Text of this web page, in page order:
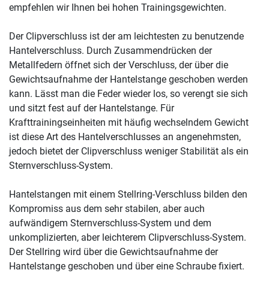
empfehlen wir Ihnen bei hohen Trainingsgewichten.
Der Clipverschluss ist der am leichtesten zu benutzende
Hantelverschluss. Durch Zusammendrücken der
Metallfedern öffnet sich der Verschluss, der über die
Gewichtsaufnahme der Hantelstange geschoben werden
kann. Lässt man die Feder wieder los, so verengt sie sich
und sitzt fest auf der Hantelstange. Für
Krafttrainingseinheiten mit häufig wechselndem Gewicht
ist diese Art des Hantelverschlusses an angenehmsten,
jedoch bietet der Clipverschluss weniger Stabilität als ein
Sternverschluss-System.
Hantelstangen mit einem Stellring-Verschluss bilden den
Kompromiss aus dem sehr stabilen, aber auch
aufwändigem Sternverschluss-System und dem
unkomplizierten, aber leichterem Clipverschluss-System.
Der Stellring wird über die Gewichtsaufnahme der
Hantelstange geschoben und über eine Schraube fixiert.